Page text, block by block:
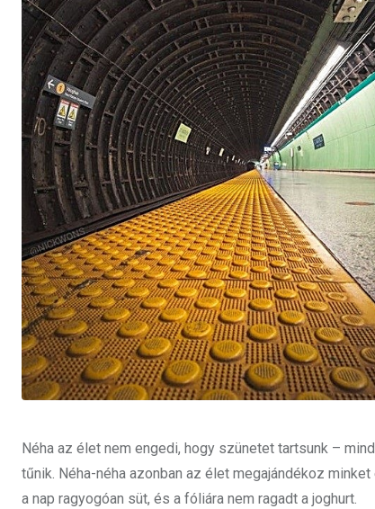
Néha az élet nem engedi, hogy szünetet tartsunk –
tűnik. Néha-néha azonban az élet megajándékoz
a nap ragyogóan süt, és a fóliára nem ragadt a joghurt.